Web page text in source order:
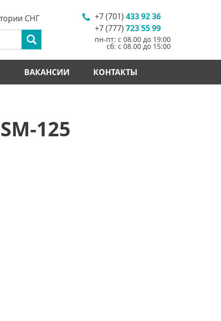
+7 (701) 433 92 36
+7 (777) 723 55 99
пн-пт: с 08.00 до 19:00
сб: с 08.00 до 15:00
СНГ
ВАКАНСИИ КОНТАКТЫ
125